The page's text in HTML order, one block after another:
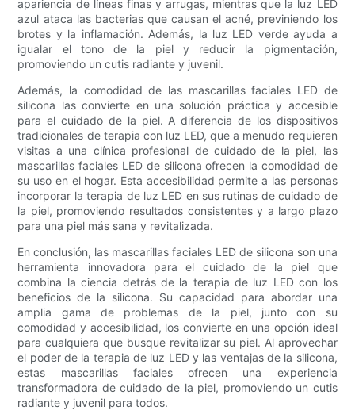
apariencia de líneas finas y arrugas, mientras que la luz LED
azul ataca las bacterias que causan el acné, previniendo los
brotes y la inflamación. Además, la luz LED verde ayuda a
igualar el tono de la piel y reducir la pigmentación,
promoviendo un cutis radiante y juvenil.
Además, la comodidad de las mascarillas faciales LED de
silicona las convierte en una solución práctica y accesible
para el cuidado de la piel. A diferencia de los dispositivos
tradicionales de terapia con luz LED, que a menudo requieren
visitas a una clínica profesional de cuidado de la piel, las
mascarillas faciales LED de silicona ofrecen la comodidad de
su uso en el hogar. Esta accesibilidad permite a las personas
incorporar la terapia de luz LED en sus rutinas de cuidado de
la piel, promoviendo resultados consistentes y a largo plazo
para una piel más sana y revitalizada.
En conclusión, las mascarillas faciales LED de silicona son una
herramienta innovadora para el cuidado de la piel que
combina la ciencia detrás de la terapia de luz LED con los
beneficios de la silicona. Su capacidad para abordar una
amplia gama de problemas de la piel, junto con su
comodidad y accesibilidad, los convierte en una opción ideal
para cualquiera que busque revitalizar su piel. Al aprovechar
el poder de la terapia de luz LED y las ventajas de la silicona,
estas mascarillas faciales ofrecen una experiencia
transformadora de cuidado de la piel, promoviendo un cutis
radiante y juvenil para todos.